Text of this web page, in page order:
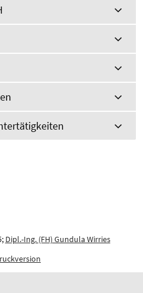
Dipl.-Ing. (FH) Gundula Wirries